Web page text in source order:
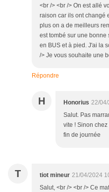
<br /> <br /> On est allé
raison car ils ont changé
plus on a de meilleurs
est tombé sur une bonne
en BUS et à pied. J'ai la
/> Je vous souhaite une
Répondre
H Honorius 22/
Salut. Pas
vite ! Sinon
fin de journée
T tiot mineur 21/04/2024
Salut, <br /> <br /> Ce